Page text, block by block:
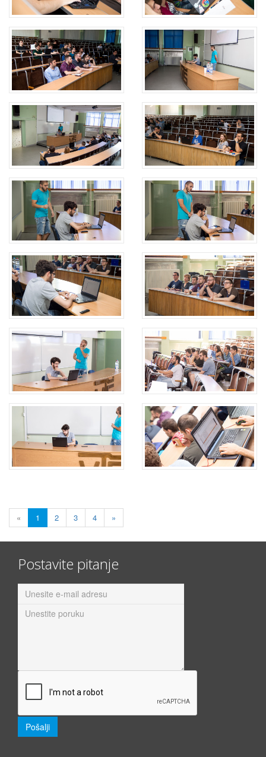
« 1 2 3 4 »
Postavite pitanje